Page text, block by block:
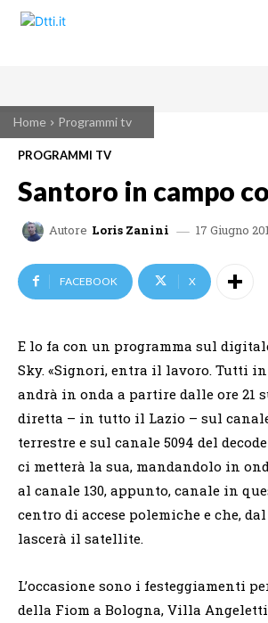
Home Programmi tv
PROGRAMMI TV
Santoro in campo
Autore Loris Zanini 17 Giugno
FACEBOOK X
E lo fa con un programma sul
Sky. «Signori, entra il lavoro. Tutti
andrà in onda a partire dalle ore 21
diretta – in tutto il Lazio – sul
terrestre e sul canale 5094 del
ci metterà la sua, mandandolo in
al canale 130, appunto, canale in
centro di accese polemiche e che,
lascerà il satellite.
L’occasione sono i festeggiamenti
della Fiom a Bologna, Villa